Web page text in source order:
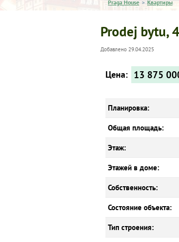
Praga House > Квартиры
Prodej bytu,
Добавлено 29.04.2025
Цена: 13 875
Планировка:
Общая площадь:
Этаж:
Этажей в доме:
Собственность:
Состояние объекта:
Тип строения: